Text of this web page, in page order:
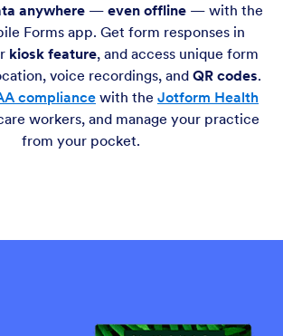
anywhere — even offline — with the
Forms app. Get form responses in
kiosk feature, and access unique form
voice recordings, and QR codes.
compliance with the Jotform Health
workers, and manage your practice
from your pocket.